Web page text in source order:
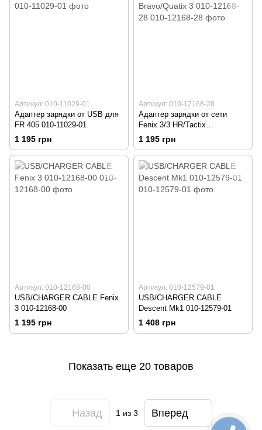
Артикул: 010-11029-01
Адаптер зарядки от USB для
FR 405 010-11029-01
1 195 грн
Артикул: 010-12168-28
Адаптер зарядки от сети
Fenix 3/3 HR/Tactix
Bravo/Quatix 3 010-12168-28
1 195 грн
Артикул: 010-12168-00
USB/CHARGER CABLE Fenix
3 010-12168-00
1 195 грн
Артикул: 010-12579-01
USB/CHARGER CABLE
Descent Mk1 010-12579-01
1 408 грн
Показать еще 20 товаров
Назад 1из 3 Вперед